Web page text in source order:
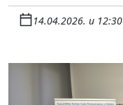
14.04.2026. u 12:30